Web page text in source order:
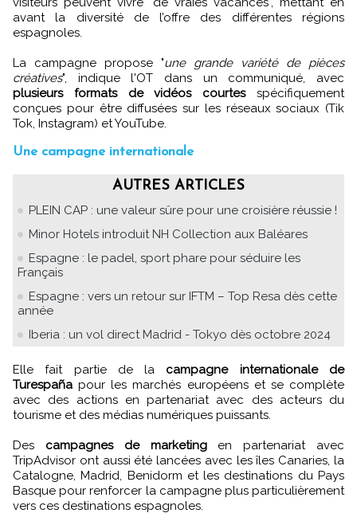
avant la diversité de l’offre des différentes régions
espagnoles.
La campagne propose "une grande variété de pièces
créatives", indique l'OT dans un communiqué, avec
plusieurs formats de vidéos courtesspécifiquement
conçues pour être diffusées sur les réseaux sociaux (Tik
Tok, Instagram) et YouTube.
Une campagne internationale
AUTRES ARTICLES
PLEIN CAP : une valeur sûre pour une croisière réussie !
Minor Hotels introduit NH Collection aux Baléares
Espagne : le padel, sport phare pour séduire les
Français
Espagne : vers un retour sur IFTM – Top Resa dès cette
année
Iberia : un vol direct Madrid - Tokyo dès octobre 2024
Elle fait partie de la campagne internationale de
Turespaña pour les marchés européens et se complète
avec des actions en partenariat avec des acteurs du
tourisme et des médias numériques puissants.
Des campagnes de marketingen partenariat avec
TripAdvisor ont aussi été lancées avec les îles Canaries, la
Catalogne, Madrid, Benidorm et les destinations du Pays
Basque pour renforcer la campagne plus particulièrement
vers ces destinations espagnoles.